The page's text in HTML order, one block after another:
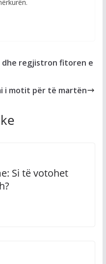
dhe regjistron fitoren e
i motit për të martën
Si të votohet